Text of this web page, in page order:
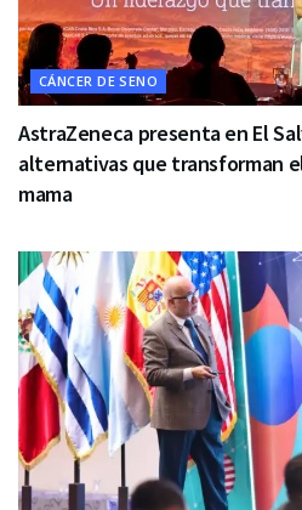
CÁNCER DE SENO
AstraZeneca presenta en El
alternativas que transforman
mama